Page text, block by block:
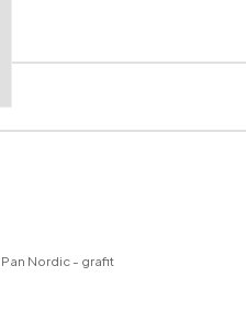
Nordic - grafit